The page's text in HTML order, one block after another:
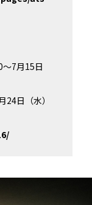
7月15日
日（水）